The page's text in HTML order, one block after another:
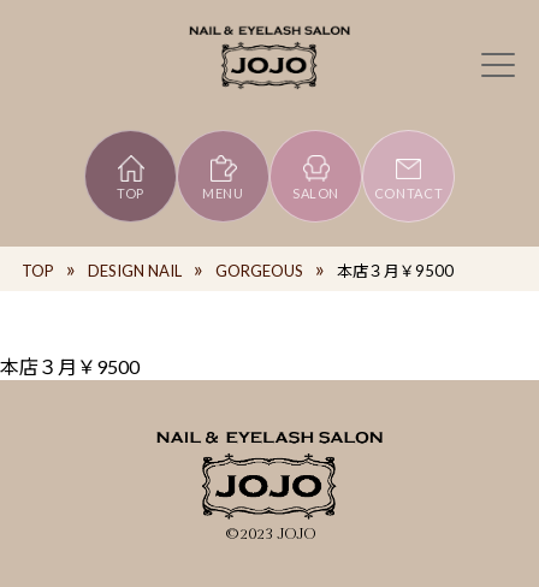
TOP MENU SALON CONTACT
TOP DESIGN NAIL GORGEOUS 本店３月￥9500
本店３月￥9500
©2023 JOJO